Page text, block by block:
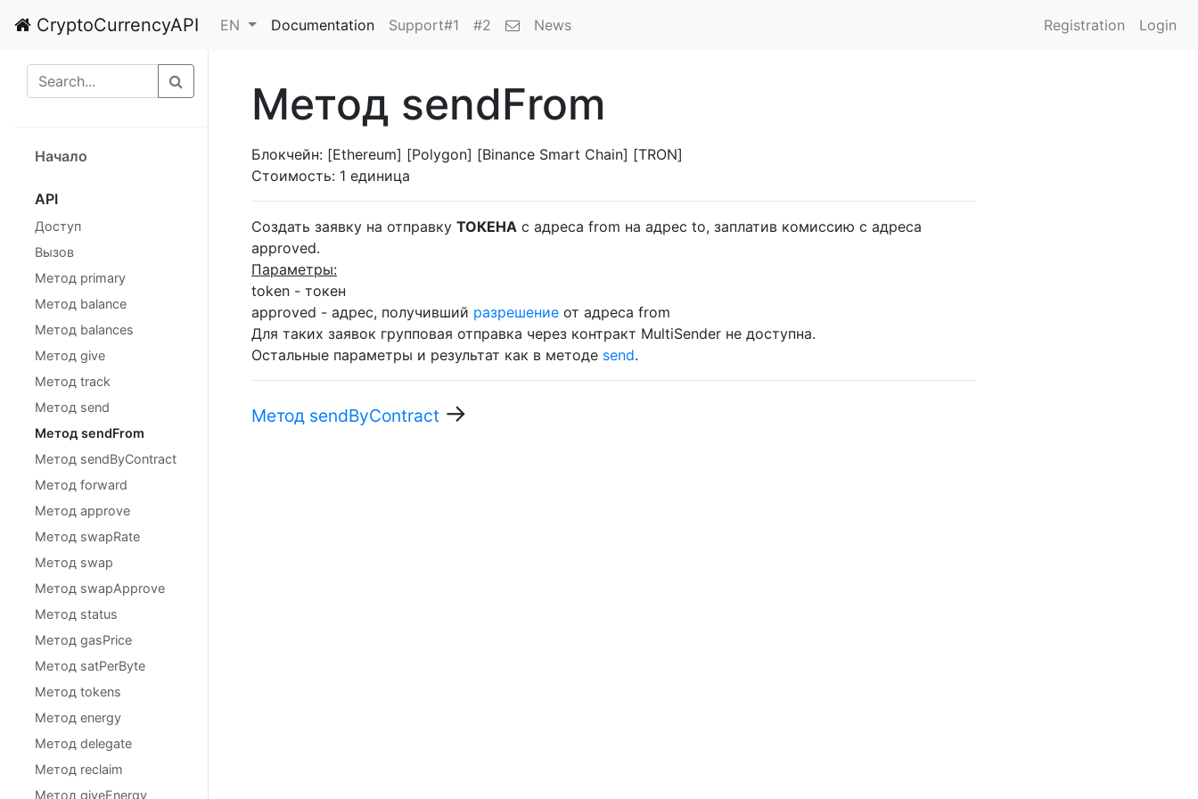
CryptoCurrencyAPI EN Documentation Support#1 #2 News Registration Login
Начало
API
Доступ
Вызов
Метод primary
Метод balance
Метод balances
Метод give
Метод track
Метод send
Метод sendFrom
Метод sendByContract
Метод forward
Метод approve
Метод swapRate
Метод swap
Метод swapApprove
Метод status
Метод gasPrice
Метод satPerByte
Метод tokens
Метод energy
Метод delegate
Метод reclaim
Метод giveEnergy
Метод sendFrom
Блокчейн: [Ethereum] [Polygon] [Binance Smart Chain] [TRON]
Стоимость: 1 единица
Создать заявку на отправку ТОКЕНА с адреса from на адрес to, заплатив комиссию с адреса
approved.
Параметры:
token - токен
approved - адрес, получивший разрешение от адреса from
Для таких заявок групповая отправка через контракт MultiSender не доступна.
Остальные параметры и результат как в методе send.
Метод sendByContract →